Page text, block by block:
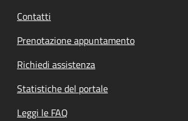
Contatti
Prenotazione appuntamento
Richiedi assistenza
Statistiche del portale
Leggi le FAQ